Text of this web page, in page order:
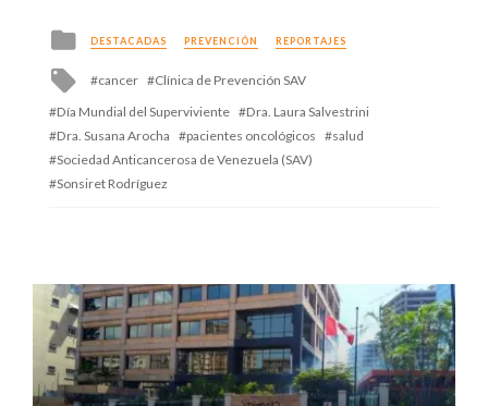
Posted
in
DESTACADAS PREVENCIÓN REPORTAJES
Tagged
cancer
Clínica de Prevención SAV
Día Mundial del Superviviente
Dra. Laura Salvestrini
Dra. Susana Arocha
pacientes oncológicos
salud
Sociedad Anticancerosa de Venezuela (SAV)
Sonsiret Rodríguez